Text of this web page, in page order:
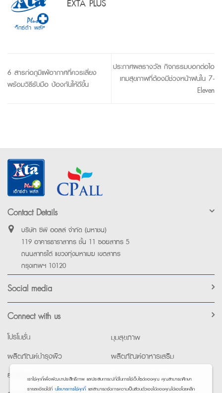
EXTA PLUS
6 สารก่อภูมิแพ้อากาศที่ควรเลี่ยง
พร้อมวิธีรับมือ ป้องกันให้ดีขึ้น
ประกาศผลรางวัล กิจกรรมบอกต่อไอ
เทมสุขภาพที่ต้องมีช่วงหน้าฝนใน 7-
Eleven
Contact Details
บริษัท ซีพี ออลล์ จำกัด (มหาชน)
119 อาคารธาราสาทร ชั้น 11 ซอยสาทร 5
ถนนสาทรใต้ แขวงทุ่งมหาเมฆ เขตสาทร
กรุงเทพฯ 10120
Social media
Connect with us
โปรโมชั่น
มุมสุขภาพ
ผลิตภัณฑ์บำรุงผิว
ผลิตภัณฑ์อาหารเสริม
ยาใช้เฉพาะที่
อุปกรณ์เพื่อสุขภาพ
เราใช้คุกกี้เพื่อพัฒนาประสิทธิภาพ และประสบการณ์ที่ดีในการใช้เว็บไซต์ของคุณ คุณสามารถศึกษา
รายละเอียดได้ที่ นโยบายการใช้คุกกี้ และสามารถจัดการความเป็นส่วนตัวเองได้ของคุณได้เองโดยคลิก